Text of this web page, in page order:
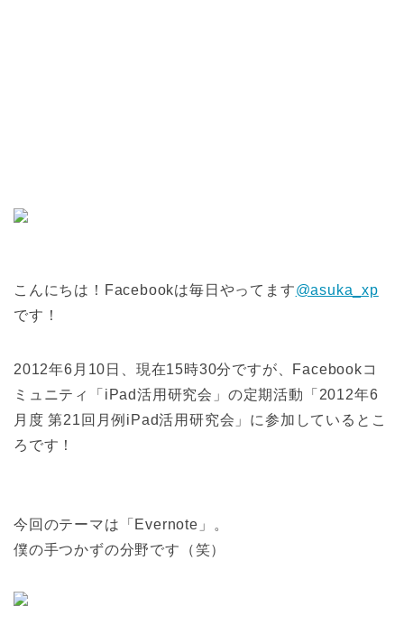
こんにちは！Facebookは毎日やってます@asuka_xp
です！
2012年6月10日、現在15時30分ですが、Facebookコ
ミュニティ「iPad活用研究会」の定期活動「2012年6
月度 第21回月例iPad活用研究会」に参加しているとこ
ろです！
今回のテーマは「Evernote」。
僕の手つかずの分野です（笑）